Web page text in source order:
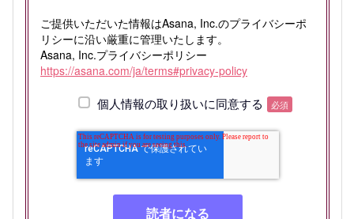
ご提供いただいた情報はAsana, Inc.のプライバシーポ
リシーに沿い厳重に管理いたします。
Asana, Inc.プライバシーポリシー
https://asana.com/ja/terms#privacy-policy
個人情報の取り扱いに同意する 必須